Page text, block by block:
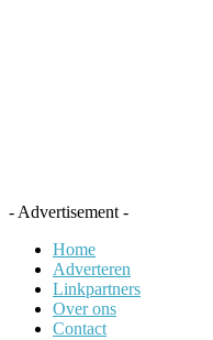
- Advertisement -
Home
Adverteren
Linkpartners
Over ons
Contact